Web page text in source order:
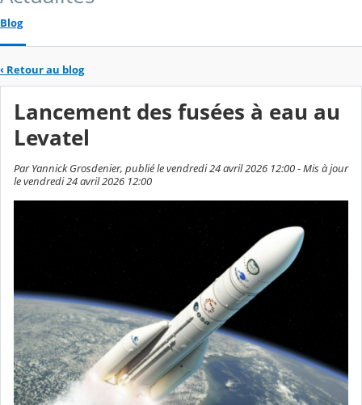
Blog
‹ Retour au blog
Lancement des fusées à eau au
Levatel
Par Yannick Grosdenier, publié le vendredi 24 avril 2026 12:00 - Mis à jour
le vendredi 24 avril 2026 12:00